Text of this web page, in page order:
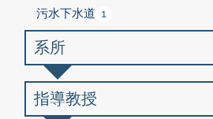
污水下水道 1
系所
指導教授